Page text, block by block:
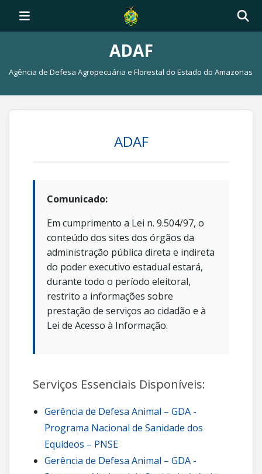
ADAF
Agência de Defesa Agropecuária e Florestal do Estado do Amazonas
ADAF
Comunicado:
Em cumprimento a Lei n. 9.504/97, o
conteúdo dos sites dos órgãos da
administração pública direta e indireta
do poder executivo estadual estará,
durante todo o período eleitoral,
restrito a informações sobre
prestação de serviços ao cidadão e à
Lei de Acesso à Informação.
Serviços Essenciais Disponíveis:
Gerência de Defesa Animal – GDA -
Programa Nacional de Sanidade dos
Equídeos – PNSE
Gerência de Defesa Animal – GDA -